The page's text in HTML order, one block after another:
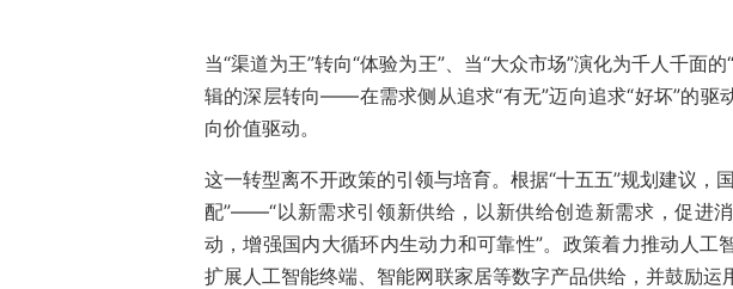
当“渠道为王”转向“体验为王”、当“大众市场”演化为千人千面
辑的深层转向——在需求侧从追求“有无”迈向追求“好坏”的驱
向价值驱动。
这一转型离不开政策的引领与培育。根据“十五五”规划建议，
配”——“以新需求引领新供给，以新供给创造新需求，促进
动，增强国内大循环内生动力和可靠性”。政策着力推动人工
扩展人工智能终端、智能网联家居等数字产品供给，并鼓励运